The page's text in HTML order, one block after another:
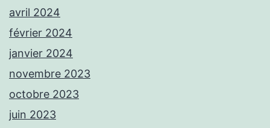
avril 2024
février 2024
janvier 2024
novembre 2023
octobre 2023
juin 2023